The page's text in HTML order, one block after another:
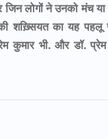
जिन लोगों ने उनको मंच या
शख़्सियत का यह पहलू
कुमार भी. और डॉ.